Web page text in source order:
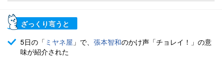
ざっくり言うと
5日の「 ミヤネ屋 」で、 張本智和のかけ声「チョレイ！」の意
味が紹介された